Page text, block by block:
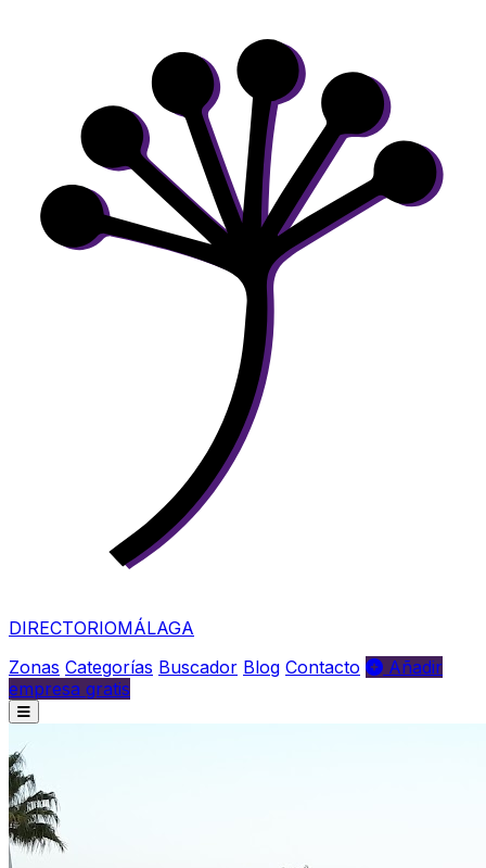
DIRECTORIOMÁLAGA
Zonas Categorías Buscador Blog Contacto
Añadir
empresa gratis